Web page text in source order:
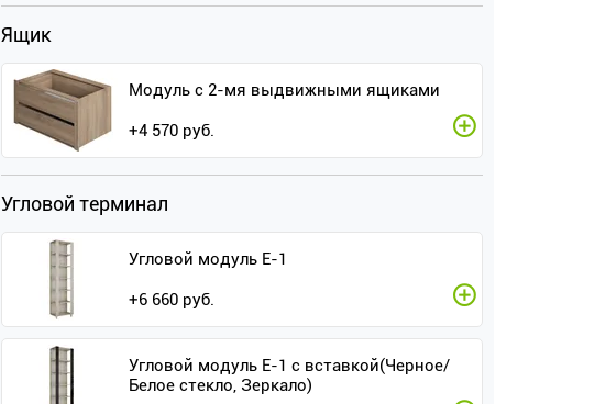
Ящик
Модуль с 2-мя выдвижными ящиками
+4 570 руб.
Угловой терминал
Угловой модуль Е-1
+6 660 руб.
Угловой модуль Е-1 с вставкой(Черное/
Белое стекло, Зеркало)